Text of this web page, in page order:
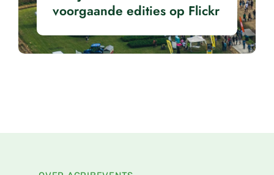
voorgaande edities op Flickr